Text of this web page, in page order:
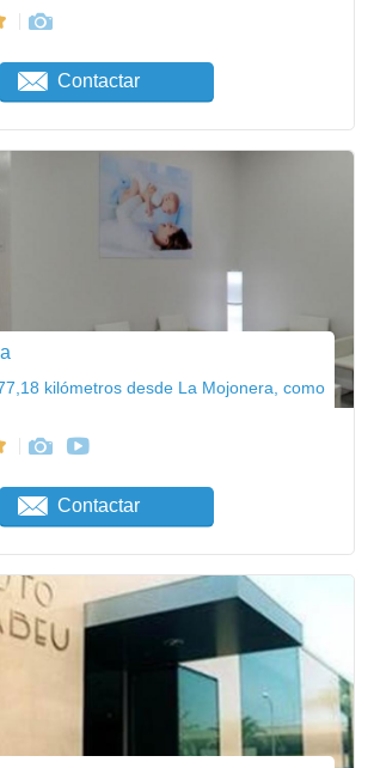
Contactar
kilómetros desde La Mojonera, como
Contactar